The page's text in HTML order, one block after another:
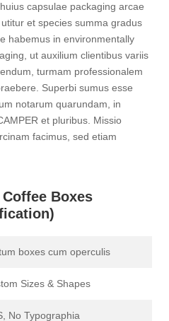
capsulae packaging arcae
et species summa gradus
habemus in environmentally
ut auxilium clientibus variis
turmam professionalem
Superbi sumus esse
notarum quarundam, in
et pluribus. Missio
facimus, sed etiam
Boxes
boxes cum operculis
Sizes & Shapes
No Typographia